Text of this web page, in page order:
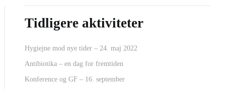
Tidligere aktiviteter
Hygiejne mod nye tider – 24. maj 2022
Antibiotika – en dag for fremtiden
Konference og GF – 16. september